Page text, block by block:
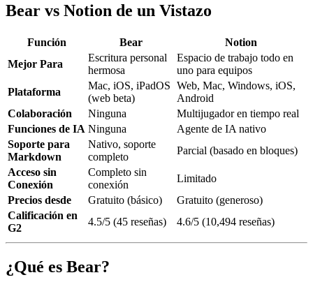
Bear vs Notion de un Vistazo
Función Bear
Notion
Mejor Para
Escritura personal
hermosa
Espacio de trabajo todo en
uno para equipos
Plataforma
Mac, iOS, iPadOS
(web beta)
Web, Mac, Windows, iOS,
Android
Colaboración
Ninguna
Multijugador en tiempo real
Funciones de IA Ninguna
Agente de IA nativo
Soporte para
Markdown
Nativo, soporte
completo
Parcial (basado en bloques)
Acceso sin
Conexión
Completo sin
conexión
Limitado
Precios desde
Gratuito (básico)
Gratuito (generoso)
Calificación en
G2
4.5/5 (45 reseñas) 4.6/5 (10,494 reseñas)
¿Qué es Bear?